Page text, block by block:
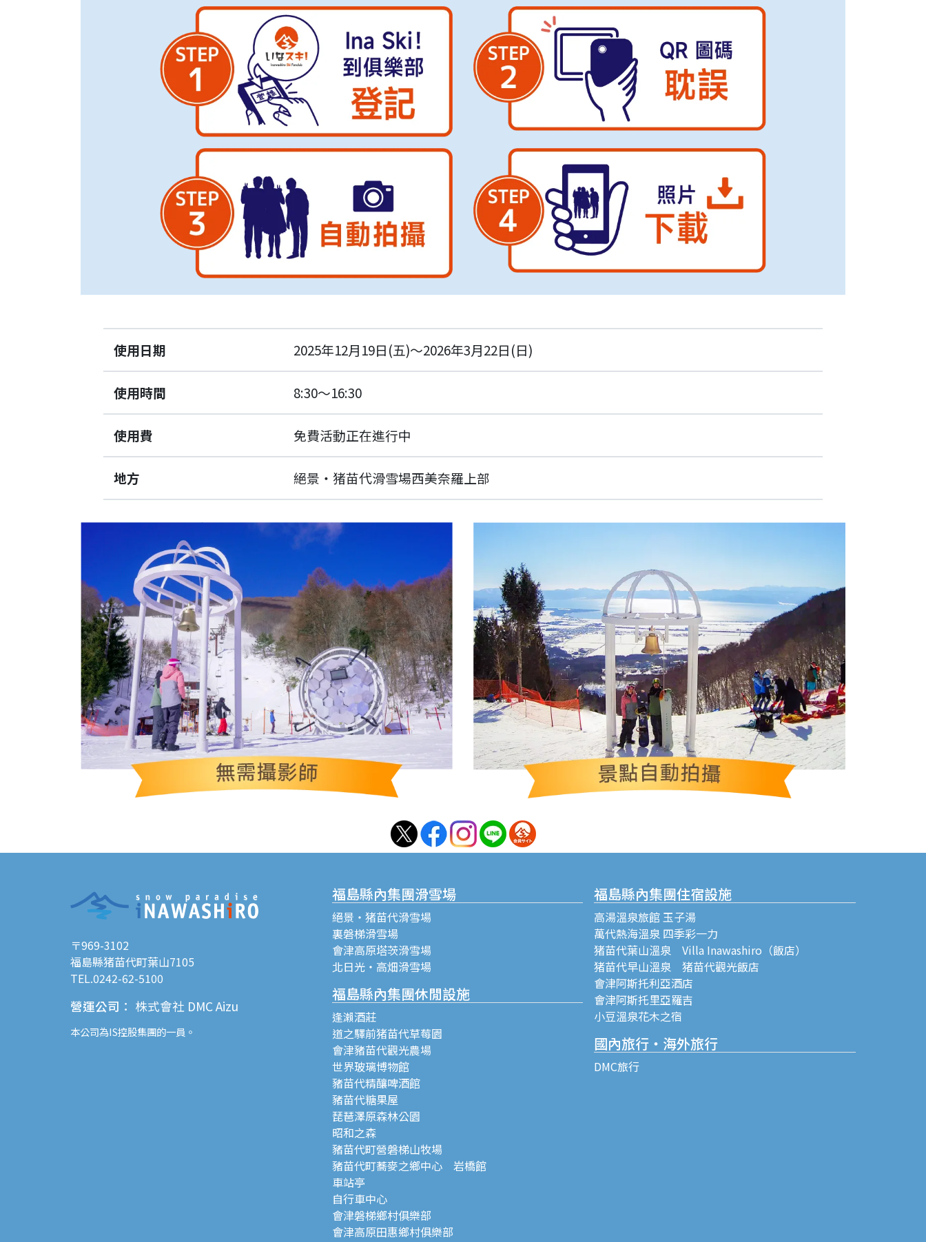
使用日期 2025年12月19日(五)～2026年3月22日(日)
使用時間 8:30～16:30
使用費 免費活動正在進行中
地方 絕景・猪苗代滑雪場西美奈羅上部
〒969-3102
福島縣猪苗代町葉山7105
TEL.0242-62-5100
營運公司 ： 株式會社 DMC Aizu
本公司為IS控股集團的一員。
福島縣內集團滑雪場
絕景・猪苗代滑雪場
裏磐梯滑雪場
會津高原塔茨滑雪場
北日光・高畑滑雪場
福島縣內集團休閒設施
逢瀨酒莊
道之驛前猪苗代草莓園
會津豬苗代觀光農場
世界玻璃博物館
豬苗代精釀啤酒館
豬苗代糖果屋
琵琶澤原森林公園
昭和之森
豬苗代町營磐梯山牧場
豬苗代町蕎麥之鄉中心 岩橋館
車站亭
自行車中心
會津磐梯鄉村俱樂部
會津高原田惠鄉村俱樂部
福島縣內集團住宿設施
高湯溫泉旅館 玉子湯
萬代熱海溫泉 四季彩一力
猪苗代葉山溫泉 Villa Inawashiro（飯店）
猪苗代早山溫泉 猪苗代觀光飯店
會津阿斯托利亞酒店
會津阿斯托里亞羅吉
小豆溫泉花木之宿
國內旅行・海外旅行
DMC旅行